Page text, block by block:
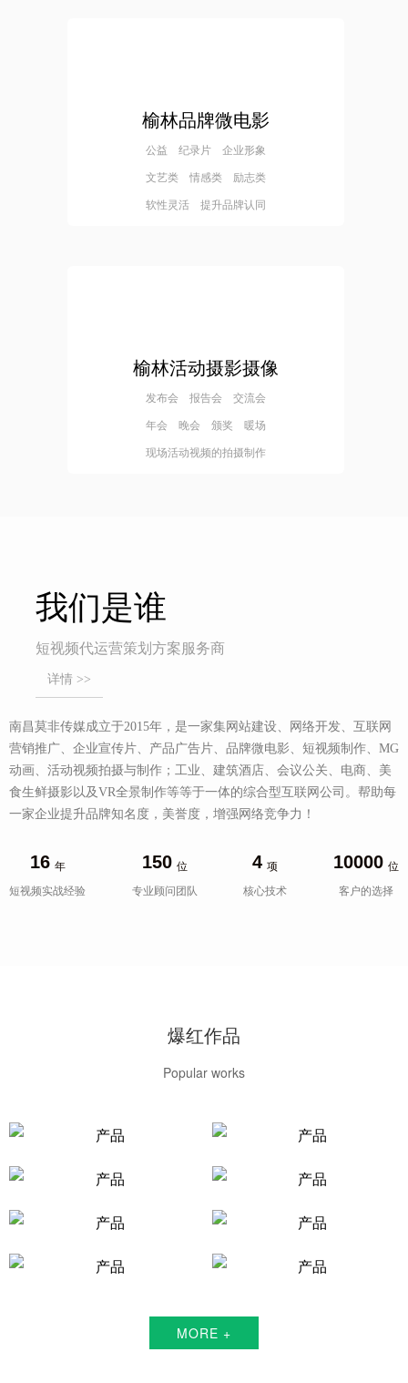
榆林品牌微电影
公益 纪录片 企业形象
文艺类 情感类 励志类
软性灵活 提升品牌认同
榆林活动摄影摄像
发布会 报告会 交流会
年会 晚会 颁奖 暖场
现场活动视频的拍摄制作
我们是谁
短视频代运营策划方案服务商
详情 >>
南昌莫非传媒成立于2015年，是一家集网站建设、网络开发、互联网
营销推广、企业宣传片、产品广告片、品牌微电影、短视频制作、MG
动画、活动视频拍摄与制作；工业、建筑酒店、会议公关、电商、美
食生鲜摄影以及VR全景制作等等于一体的综合型互联网公司。帮助每
一家企业提升品牌知名度，美誉度，增强网络竞争力！
16 年
短视频实战经验
150 位
专业顾问团队
4 项
核心技术
10000 位
客户的选择
爆红作品
Popular works
MORE +